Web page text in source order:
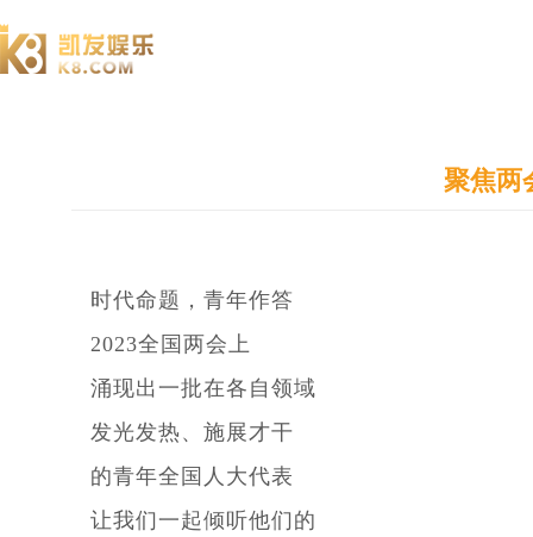
聚焦两
时代命题，青年作答
2023全国两会上
涌现出一批在各自领域
发光发热、施展才干
的青年全国人大代表
让我们一起倾听他们的